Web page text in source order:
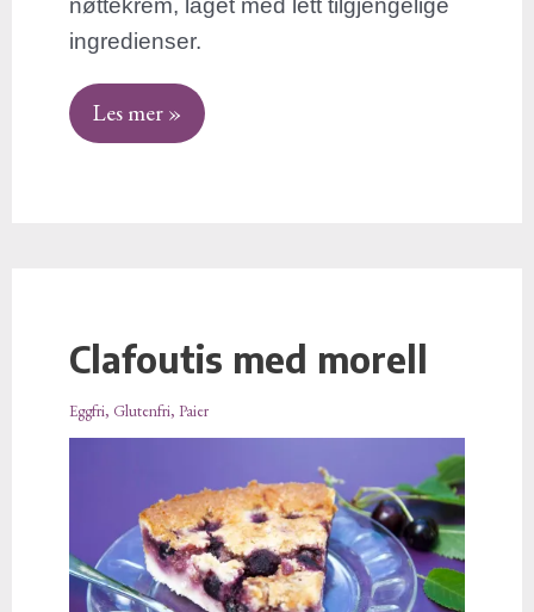
nøttekrem, laget med lett tilgjengelige
ingredienser.
Les mer »
Clafoutis med morell
Eggfri, Glutenfri, Paier
Clafoutis
morell